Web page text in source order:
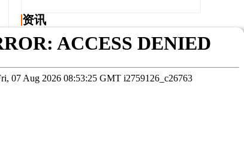
资讯
工程在职研究生上课方式
在职博士含金量如何？有学位吗？
mpa公共管理硕士考试科目